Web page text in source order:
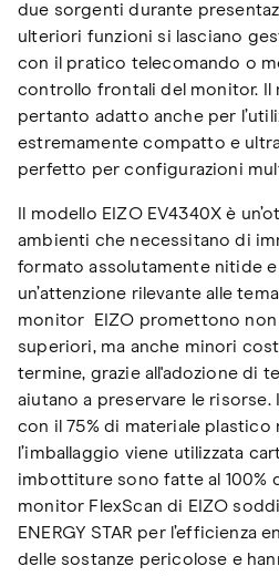
due sorgenti durante
ulteriori funzioni si lasciano
con il pratico telecomando o
controllo frontali del monitor. Il
pertanto adatto anche per
estremamente compatto e
perfetto per configurazioni
Il modello EIZO EV4340X è
ambienti che necessitano di
formato assolutamente nitide
un’attenzione rilevante alle
monitor EIZO promettono non
superiori, ma anche minori
termine, grazie all'adozione di
aiutano a preservare le risorse.
con il 75% di materiale plastico
l’imballaggio viene utilizzata
imbottiture sono fatte al 100%
monitor FlexScan di EIZO
ENERGY STAR per l’efficienza
delle sostanze pericolose e